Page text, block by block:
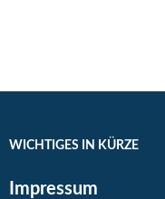
WICHTIGES IN KÜRZE
Impressum